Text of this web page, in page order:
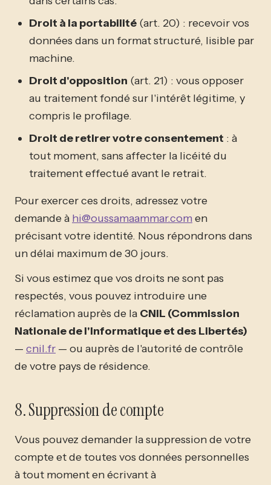
Droit à la portabilité (art. 20) : recevoir vos
données dans un format structuré, lisible par
machine.
Droit d'opposition (art. 21) : vous opposer
au traitement fondé sur l'intérêt légitime, y
compris le profilage.
Droit de retirer votre consentement : à
tout moment, sans affecter la licéité du
traitement effectué avant le retrait.
Pour exercer ces droits, adressez votre
demande à hi@oussamaammar.com en
précisant votre identité. Nous répondrons dans
un délai maximum de 30 jours.
Si vous estimez que vos droits ne sont pas
respectés, vous pouvez introduire une
réclamation auprès de la CNIL (Commission
Nationale de l'Informatique et des Libertés)
— cnil.fr — ou auprès de l'autorité de contrôle
de votre pays de résidence.
8. Suppression de compte
Vous pouvez demander la suppression de votre
compte et de toutes vos données personnelles
à tout moment en écrivant à